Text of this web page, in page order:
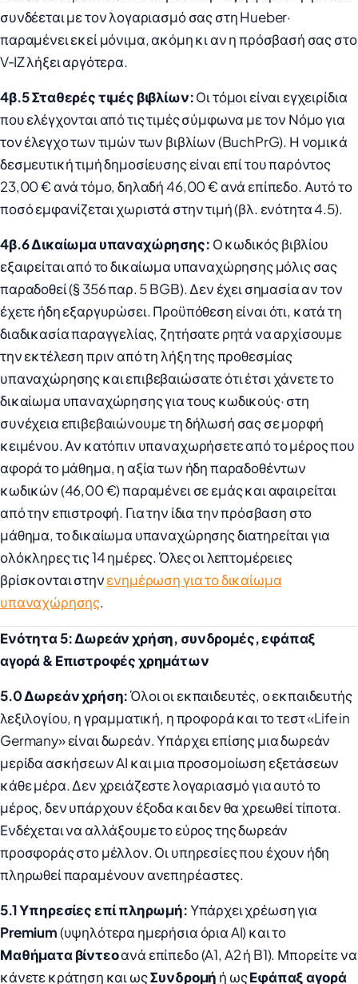
συνδέεται με τον λογαριασμό σας στη Hueber·
παραμένει εκεί μόνιμα, ακόμη κι αν η πρόσβασή σας στο
V‑IZ λήξει αργότερα.
4β.5 Σταθερές τιμές βιβλίων:Οι τόμοι είναι εγχειρίδια
που ελέγχονται από τις τιμές σύμφωνα με τον Νόμο για
τον έλεγχο των τιμών των βιβλίων (BuchPrG). Η νομικά
δεσμευτική τιμή δημοσίευσης είναι επί του παρόντος
23,00 € ανά τόμο, δηλαδή 46,00 € ανά επίπεδο. Αυτό το
ποσό εμφανίζεται χωριστά στην τιμή (βλ. ενότητα 4.5).
4β.6 Δικαίωμα υπαναχώρησης: Ο κωδικός βιβλίου
εξαιρείται από το δικαίωμα υπαναχώρησης μόλις σας
παραδοθεί (§ 356 παρ. 5 BGB). Δεν έχει σημασία αν τον
έχετε ήδη εξαργυρώσει. Προϋπόθεση είναι ότι, κατά τη
διαδικασία παραγγελίας, ζητήσατε ρητά να αρχίσουμε
την εκτέλεση πριν από τη λήξη της προθεσμίας
υπαναχώρησης και επιβεβαιώσατε ότι έτσι χάνετε το
δικαίωμα υπαναχώρησης για τους κωδικούς· στη
συνέχεια επιβεβαιώνουμε τη δήλωσή σας σε μορφή
κειμένου. Αν κατόπιν υπαναχωρήσετε από το μέρος που
αφορά το μάθημα, η αξία των ήδη παραδοθέντων
κωδικών (46,00 €) παραμένει σε εμάς και αφαιρείται
από την επιστροφή. Για την ίδια την πρόσβαση στο
μάθημα, το δικαίωμα υπαναχώρησης διατηρείται για
ολόκληρες τις 14 ημέρες. Όλες οι λεπτομέρειες
βρίσκονται στηνενημέρωση για το δικαίωμα
υπαναχώρησης.
Ενότητα 5: Δωρεάν χρήση, συνδρομές, εφάπαξ
αγορά & Επιστροφές χρημάτων
5.0 Δωρεάν χρήση:Όλοι οι εκπαιδευτές, ο εκπαιδευτής
λεξιλογίου, η γραμματική, η προφορά και το τεστ «Life in
Germany» είναι δωρεάν. Υπάρχει επίσης μια δωρεάν
μερίδα ασκήσεων AI και μια προσομοίωση εξετάσεων
κάθε μέρα. Δεν χρειάζεστε λογαριασμό για αυτό το
μέρος, δεν υπάρχουν έξοδα και δεν θα χρεωθεί τίποτα.
Ενδέχεται να αλλάξουμε το εύρος της δωρεάν
προσφοράς στο μέλλον. Οι υπηρεσίες που έχουν ήδη
πληρωθεί παραμένουν ανεπηρέαστες.
5.1 Υπηρεσίες επί πληρωμή:Υπάρχει χρέωση για
Premium(υψηλότερα ημερήσια όρια AI) και το
Μαθήματα βίντεοανά επίπεδο (A1, A2 ή B1). Μπορείτε να
κάνετε κράτηση και ωςΣυνδρομή ή ωςΕφάπαξ αγορά